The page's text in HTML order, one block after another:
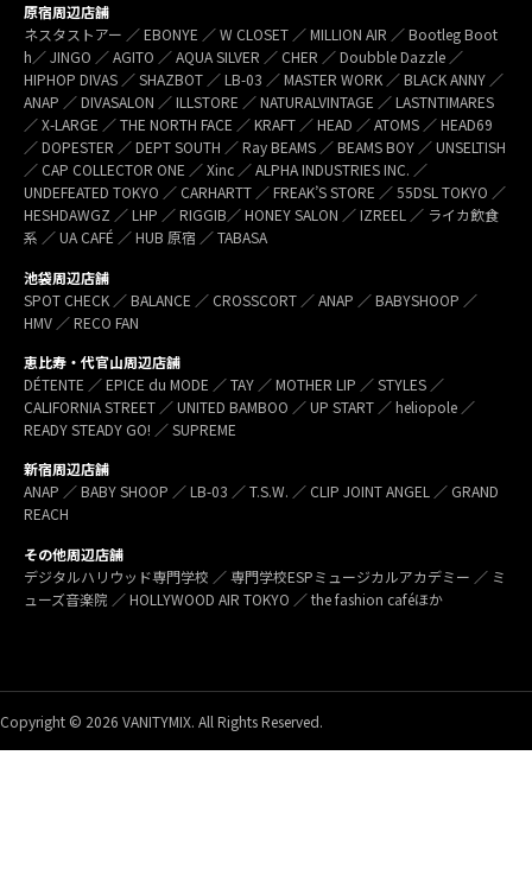
原宿周辺店舗
ネスタストアー ／ EBONYE ／ W CLOSET ／ MILLION AIR ／ Bootleg Boot
h／ JINGO ／ AGITO ／ AQUA SILVER ／ CHER ／ Doubble Dazzle ／
HIPHOP DIVAS ／ SHAZBOT ／ LB-03 ／ MASTER WORK ／ BLACK ANNY ／
ANAP ／ DIVASALON ／ ILLSTORE ／ NATURALVINTAGE ／ LASTNTIMARES
／ X-LARGE ／ THE NORTH FACE ／ KRAFT ／ HEAD ／ ATOMS ／ HEAD69
／ DOPESTER ／ DEPT SOUTH ／ Ray BEAMS ／ BEAMS BOY ／ UNSELTISH
／ CAP COLLECTOR ONE ／ Xinc ／ ALPHA INDUSTRIES INC. ／
UNDEFEATED TOKYO ／ CARHARTT ／ FREAK’S STORE ／ 55DSL TOKYO ／
HESHDAWGZ ／ LHP ／ RIGGIB／ HONEY SALON ／ IZREEL ／ ライカ飲食
系 ／ UA CAFÉ ／ HUB 原宿 ／ TABASA
池袋周辺店舗
SPOT CHECK ／ BALANCE ／ CROSSCORT ／ ANAP ／ BABYSHOOP ／
HMV ／ RECO FAN
恵比寿・代官山周辺店舗
DÉTENTE ／ EPICE du MODE ／ TAY ／ MOTHER LIP ／ STYLES ／
CALIFORNIA STREET ／ UNITED BAMBOO ／ UP START ／ heliopole ／
READY STEADY GO! ／ SUPREME
新宿周辺店舗
ANAP ／ BABY SHOOP ／ LB-03 ／ T.S.W. ／ CLIP JOINT ANGEL ／ GRAND
REACH
その他周辺店舗
デジタルハリウッド専門学校 ／ 専門学校ESPミュージカルアカデミー ／ ミ
ューズ音楽院 ／ HOLLYWOOD AIR TOKYO ／ the fashion caféほか
Copyright © 2026 VANITYMIX. All Rights Reserved.